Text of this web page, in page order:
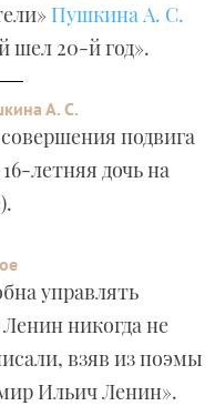
Пушкина А. С.
шел 20-й год».
А. С.
подвига
летняя дочь на
управлять
никогда не
взяв из поэмы
Ильич Ленин».